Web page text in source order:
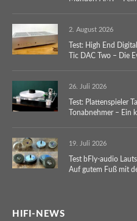
2. August 2026
Test: High End
Tic DAC Two – Die
26. Juli 2026
Test: Plattenspieler
Tonabnehmer – Ein
19. Juli 2026
Test bFly-audio
Auf gutem Fuß mit
HIFI-NEWS